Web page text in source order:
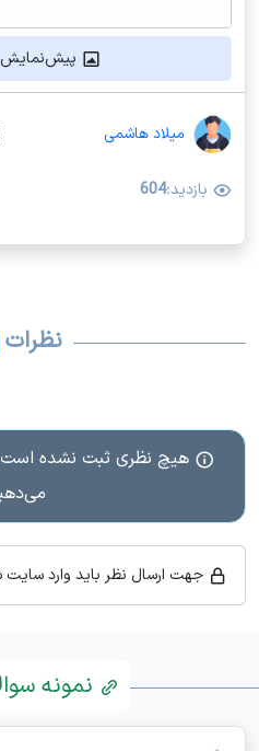
میلاد هاشمی
بازدید:604
هیچ نظری ثبت نشده است.
جهت ارسال نظر باید وارد سایت
نمونه